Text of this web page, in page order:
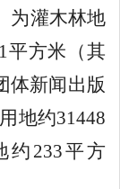
为灌木林地
平方米（其
体新闻出版
地约31448
约 233平方